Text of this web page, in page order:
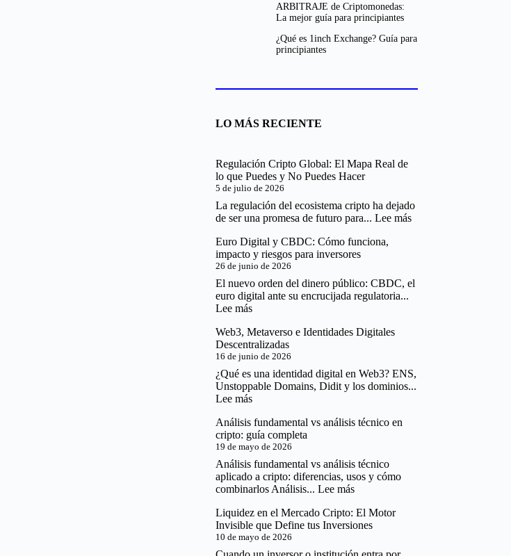
ARBITRAJE de Criptomonedas:
La mejor guía para principiantes
¿Qué es 1inch Exchange? Guía para
principiantes
LO MÁS RECIENTE
Regulación Cripto Global: El Mapa Real de
lo que Puedes y No Puedes Hacer
5 de julio de 2026
La regulación del ecosistema cripto ha dejado
de ser una promesa de futuro para...Lee más:
Mapa
No
Puedes
Hacer
Euro Digital y CBDC: Cómo funciona,
impacto y riesgos para inversores
26 de junio de 2026
El nuevo orden del dinero público: CBDC, el
euro digital ante su encrucijada regulatoria...
Lee más:
Digital
y
CBDC:
Cómo
funciona,
impacto
riesgos
para
inversores
Web3, Metaverso e Identidades Digitales
Descentralizadas
16 de junio de 2026
¿Qué es una identidad digital en Web3? ENS,
Unstoppable Domains, Didit y los dominios...
Lee más:
Metaverso
e
Identidades
Digitales
Descentralizadas
Análisis fundamental vs análisis técnico en
cripto: guía completa
19 de mayo de 2026
Análisis fundamental vs análisis técnico
aplicado a cripto: diferencias, usos y cómo
combinarlos Análisis...Lee más:
fundamental
vs
técnico
Liquidez en el Mercado Cripto: El Motor
Invisible que Define tus Inversiones
10 de mayo de 2026